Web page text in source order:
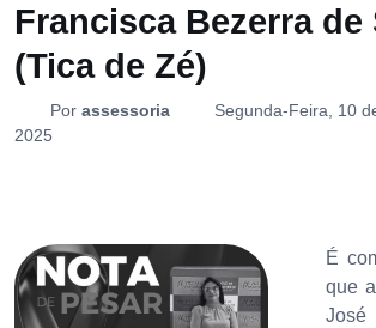
Francisca Bezerra de
(Tica de Zé)
Por assessoria
Segunda-Feira, 10
2025
É
que